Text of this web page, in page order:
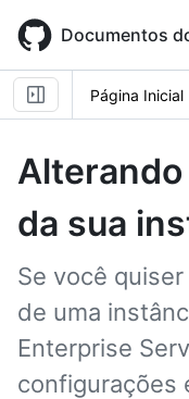
main
content
Documentos
Página Inicial
da sua
Se você
de uma
Enterprise
configurações